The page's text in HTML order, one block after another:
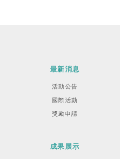
最新消息
活動公告
國際活動
獎勵申請
成果展示